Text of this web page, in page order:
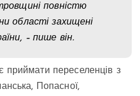
повністю
області захищені
– пише він.
приймати переселенців з
Попасної,